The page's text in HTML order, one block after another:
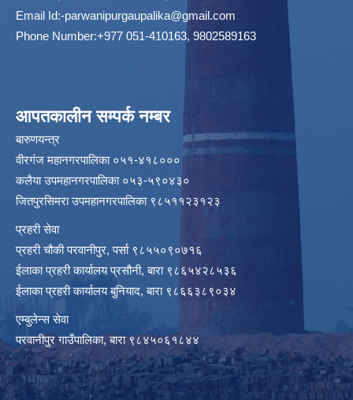
Email Id:-parwanipurgaupalika@gmail.com
Phone Number:+977 051-410163, 9802589163
आपतकालीन सम्पर्क नम्बर
बारुणयन्त्र
वीरगंज महानगरपालिका ०५१-४१८०००
कलैया उपमहानगरपालिका ०५३-५९०४३०
जितपुरसिमरा उपमहानगरपालिका ९८५११२३१२३
प्रहरी सेवा
प्रहरी चौकी परवानीपुर, पर्सा ९८५५०९०७१६
ईलाका प्रहरी कार्यालय प्रसौनी, बारा ९८६५४२८५३६
ईलाका प्रहरी कार्यालय बुनियाद, बारा ९८६६३८९०३४
एम्बुलेन्स सेवा
परवानीपुर गाउँपालिका, बारा ९८४५०६१८४४